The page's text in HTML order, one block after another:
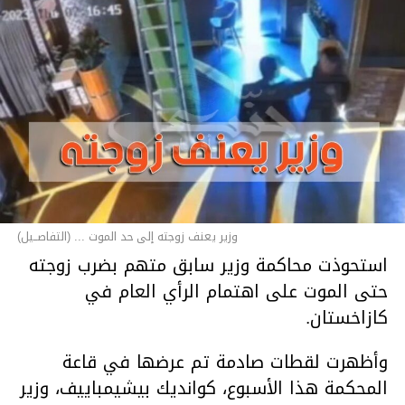
وزير يعنف زوجته إلى حد الموت ... (التفاصــيل)
استحوذت محاكمة وزير سابق متهم بضرب زوجته
حتى الموت على اهتمام الرأي العام في
كازاخستان.
وأظهرت لقطات صادمة تم عرضها في قاعة
المحكمة هذا الأسبوع، كوانديك بيشيمباييف، وزير